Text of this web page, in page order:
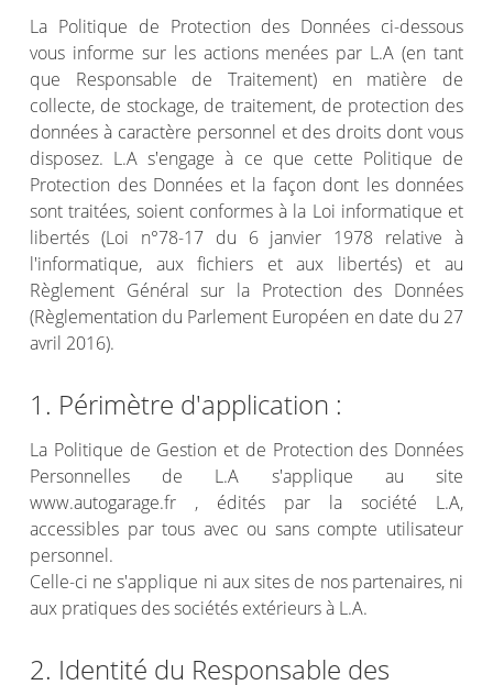
La Politique de Protection des Données ci-dessous
vous informe sur les actions menées par L.A (en tant
que Responsable de Traitement) en matière de
collecte, de stockage, de traitement, de protection des
données à caractère personnel et des droits dont vous
disposez. L.A s'engage à ce que cette Politique de
Protection des Données et la façon dont les données
sont traitées, soient conformes à la Loi informatique et
libertés (Loi n°78-17 du 6 janvier 1978 relative à
l'informatique, aux fichiers et aux libertés) et au
Règlement Général sur la Protection des Données
(Règlementation du Parlement Européen en date du 27
avril 2016).
1. Périmètre d'application :
La Politique de Gestion et de Protection des Données
Personnelles de L.A s'applique au site
www.autogarage.fr , édités par la société L.A,
accessibles par tous avec ou sans compte utilisateur
personnel.
Celle-ci ne s'applique ni aux sites de nos partenaires, ni
aux pratiques des sociétés extérieurs à L.A.
2. Identité du Responsable des